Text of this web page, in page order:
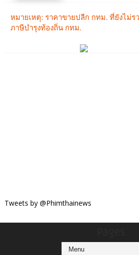
Tweets by @Phimthainews